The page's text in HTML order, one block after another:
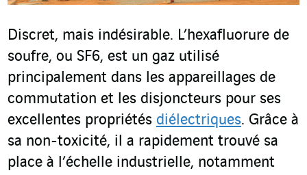
Discret, mais indésirable. L’hexafluorure de
soufre, ou SF6, est un gaz utilisé
principalement dans les appareillages de
commutation et les disjoncteurs pour ses
excellentes propriétés diélectriques. Grâce à
sa non-toxicité, il a rapidement trouvé sa
place à l’échelle industrielle, notamment